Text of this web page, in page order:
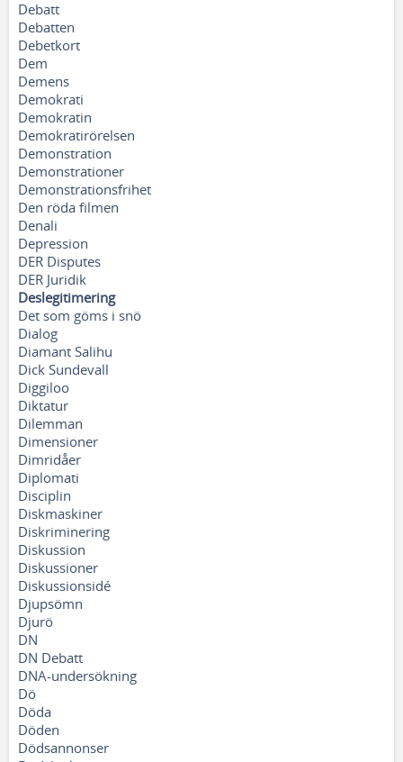
Debatt
Debatten
Debetkort
Dem
Demens
Demokrati
Demokratin
Demokratirörelsen
Demonstration
Demonstrationer
Demonstrationsfrihet
Den röda filmen
Denali
Depression
DER Disputes
DER Juridik
Deslegitimering
Det som göms i snö
Dialog
Diamant Salihu
Dick Sundevall
Diggiloo
Diktatur
Dilemman
Dimensioner
Dimridåer
Diplomati
Disciplin
Diskmaskiner
Diskriminering
Diskussion
Diskussioner
Diskussionsidé
Djupsömn
Djurö
DN
DN Debatt
DNA-undersökning
Dö
Döda
Döden
Dödsannonser